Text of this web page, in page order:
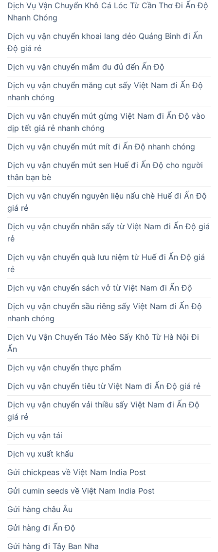
Dịch Vụ Vận Chuyển Khô Cá Lóc Từ Cần Thơ Đi Ấn Độ
Nhanh Chóng
Dịch vụ vận chuyển khoai lang dẻo Quảng Bình đi Ấn
Độ giá rẻ
Dịch vụ vận chuyển mắm đu đủ đến Ấn Độ
Dịch vụ vận chuyển măng cụt sấy Việt Nam đi Ấn Độ
nhanh chóng
Dịch vụ vận chuyển mứt gừng Việt Nam đi Ấn Độ vào
dịp tết giá rẻ nhanh chóng
Dịch vụ vận chuyển mứt mít đi Ấn Độ nhanh chóng
Dịch vụ vận chuyển mứt sen Huế đi Ấn Độ cho người
thân bạn bè
Dịch vụ vận chuyển nguyên liệu nấu chè Huế đi Ấn Độ
giá rẻ
Dịch vụ vận chuyển nhãn sấy từ Việt Nam đi Ấn Độ giá
rẻ
Dịch vụ vận chuyển quà lưu niệm từ Huế đi Ấn Độ giá
rẻ
Dịch vụ vận chuyển sách vở từ Việt Nam đi Ấn Độ
Dịch vụ vận chuyển sầu riêng sấy Việt Nam đi Ấn Độ
nhanh chóng
Dịch Vụ Vận Chuyển Táo Mèo Sấy Khô Từ Hà Nội Đi
Ấn
Dịch vụ vận chuyển thực phẩm
Dịch vụ vận chuyển tiêu từ Việt Nam đi Ấn Độ giá rẻ
Dịch vụ vận chuyển vải thiều sấy Việt Nam đi Ấn Độ
giá rẻ
Dịch vụ vận tải
Dịch vụ xuất khẩu
Gửi chickpeas về Việt Nam India Post
Gửi cumin seeds về Việt Nam India Post
Gửi hàng châu Âu
Gửi hàng đi Ấn Độ
Gửi hàng đi Tây Ban Nha